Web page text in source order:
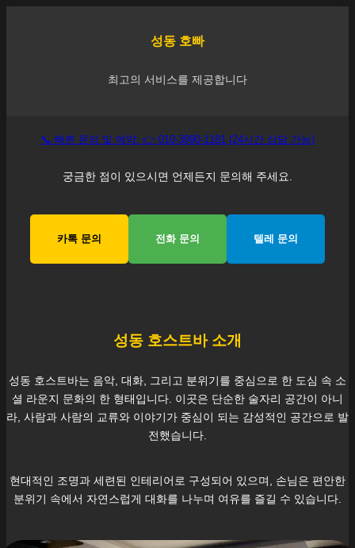
성동 호빠
최고의 서비스를 제공합니다
📞 빠른 문의 및 예약: 👉 010-3990-1181 (24시간 상담 가능)
궁금한 점이 있으시면 언제든지 문의해 주세요.
카톡 문의 전화 문의 텔레 문의
성동 호스트바 소개
성동 호스트바는 음악, 대화, 그리고 분위기를 중심으로 한 도심 속 소
셜 라운지 문화의 한 형태입니다. 이곳은 단순한 술자리 공간이 아니
라, 사람과 사람의 교류와 이야기가 중심이 되는 감성적인 공간으로 발
전했습니다.
현대적인 조명과 세련된 인테리어로 구성되어 있으며, 손님은 편안한
분위기 속에서 자연스럽게 대화를 나누며 여유를 즐길 수 있습니다.